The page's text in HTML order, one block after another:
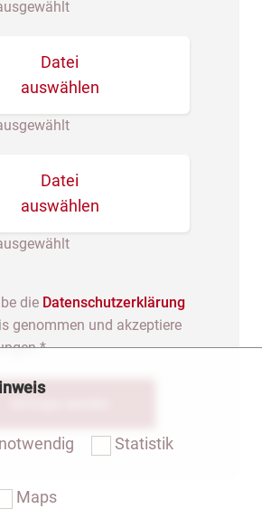
Datei
auswählen
Datei
auswählen
die Datenschutzerklärung
genommen und akzeptiere
Statistik
Maps